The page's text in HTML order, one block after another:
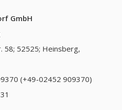
GmbH
58; 52525; Heinsberg,
(+49-02452 909370)